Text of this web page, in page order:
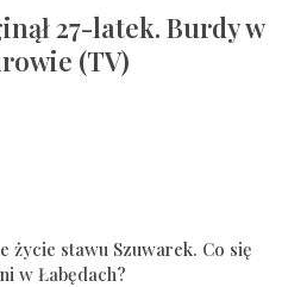
27-latek. Burdy w
(TV)
życie stawu Szuwarek. Co się
w Łabędach?